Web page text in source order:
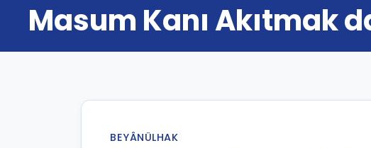
Masum Kanı Akıtmak
BEYÂNÜLHAK